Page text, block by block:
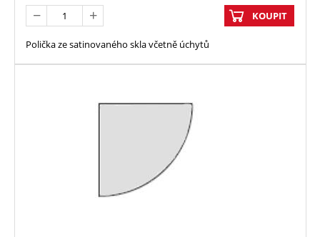
KOUPIT
Polička ze satinovaného skla včetně úchytů